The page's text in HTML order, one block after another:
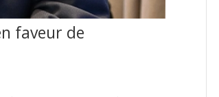
faveur de